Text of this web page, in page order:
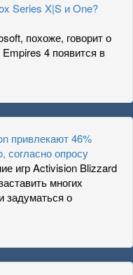
Series X|S и One?
похоже, говорит о
4 появится в
привлекают 46%
согласно опросу
игр Activision Blizzard
многих
задуматься о